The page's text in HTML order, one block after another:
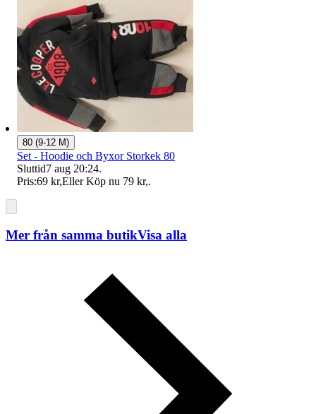
80 (9-12 M)
Set - Hoodie och Byxor Storkek 80
Sluttid7 aug 20:24.
Pris:69 kr,Eller Köp nu 79 kr,.
Mer från samma butikVisa alla